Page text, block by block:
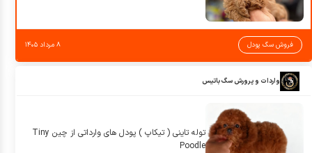
فروش سگ پودل ۸ مرداد ۱۴۰۵
واردات و پرورش سگ باتیس
توله تاینی ( تیکاپ ) پودل های وارداتی از چین Tiny
Poodle